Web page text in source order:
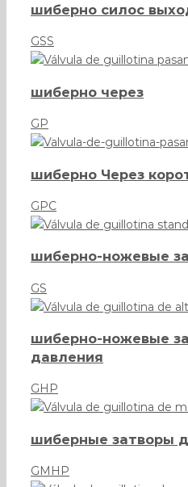
шиберно силос
GSS
шиберно через
GP
шиберно Через
GPC
шиберно-ножевые
GS
шиберно-ножевые
давления
GHP
шиберные затворы
GMHP